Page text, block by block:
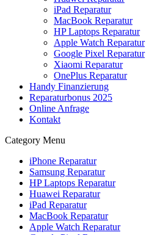
iPad Reparatur
MacBook Reparatur
HP Laptops Reparatur
Apple Watch Reparatur
Google Pixel Reparatur
Xiaomi Reparatur
OnePlus Reparatur
Handy Finanzierung
Reparaturbonus 2025
Online Anfrage
Kontakt
Category Menu
iPhone Reparatur
Samsung Reparatur
HP Laptops Reparatur
Huawei Reparatur
iPad Reparatur
MacBook Reparatur
Apple Watch Reparatur